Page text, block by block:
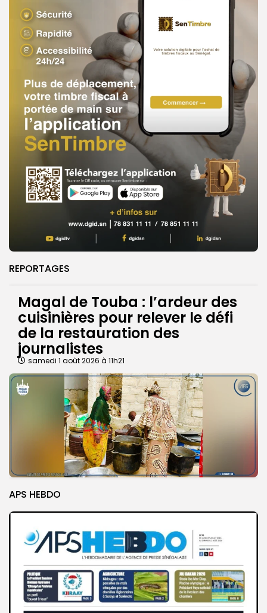
REPORTAGES
Magal de Touba : l’ardeur des
cuisinières pour relever le défi
de la restauration des
journalistes
samedi 1 août 2026 à 11h21
APS HEBDO